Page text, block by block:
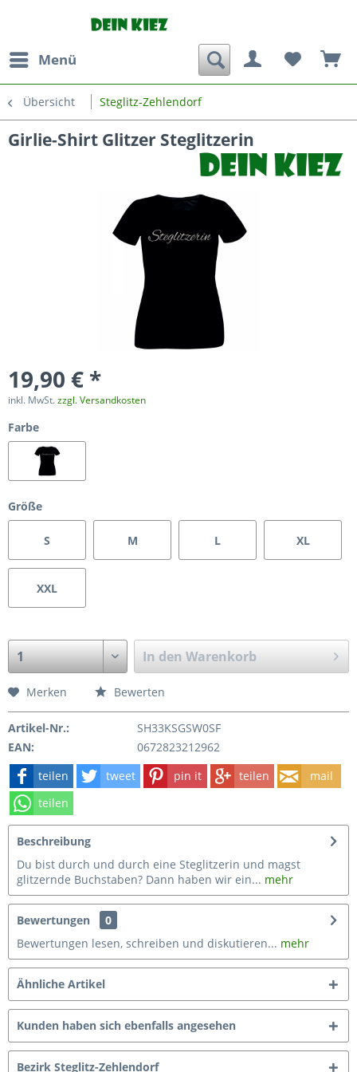
Menü
Übersicht Steglitz-Zehlendorf
Girlie-Shirt Glitzer Steglitzerin
19,90 € *
inkl. MwSt.zzgl. Versandkosten
Farbe
Größe
S M L XL
XXL
In den Warenkorb
Merken Bewerten
Artikel-Nr.:
SH33KSGSW0SF
EAN:
0672823212962
teilen
tweet pin it teilen
mail
teilen
Beschreibung
Du bist durch und durch eine Steglitzerin und magst
glitzernde Buchstaben? Dann haben wir ein... mehr
Bewertungen
0
Bewertungen lesen, schreiben und diskutieren... mehr
Ähnliche Artikel
Kunden haben sich ebenfalls angesehen
Bezirk Steglitz-Zehlendorf